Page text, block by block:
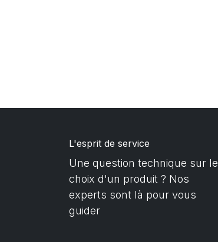
L'esprit de service
Une question technique sur le
choix d'un produit ? Nos
experts sont là pour vous
guider